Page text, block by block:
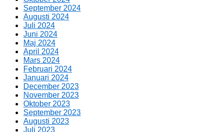
September 2024
Augusti 2024
Juli 2024
Juni 2024
Maj 2024
April 2024
Mars 2024
Februari 2024
Januari 2024
December 2023
November 2023
Oktober 2023
September 2023
Augusti 2023
Juli 2023